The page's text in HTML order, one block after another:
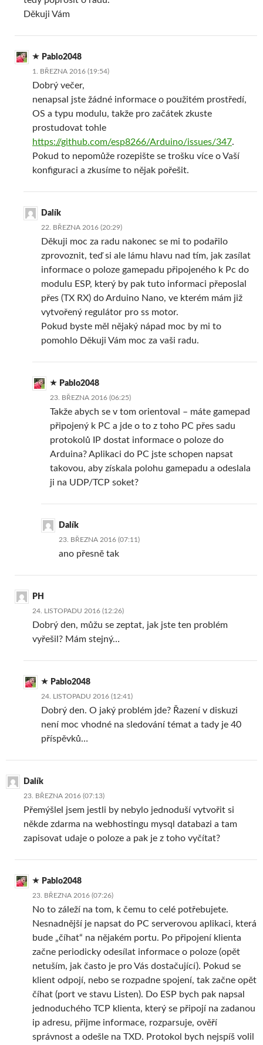
Děkuji Vám
Pablo2048
1. BŘEZNA 2016 (19:54)
Dobrý večer,
nenapsal jste žádné informace o použitém prostředí,
OS a typu modulu, takže pro začátek zkuste
prostudovat tohle
https://github.com/esp8266/Arduino/issues/347.
Pokud to nepomůže rozepište se trošku více o Vaší
konfiguraci a zkusíme to nějak pořešit.
Dalík
22. BŘEZNA 2016 (20:29)
Děkuji moc za radu nakonec se mi to podařilo
zprovoznit, teď si ale lámu hlavu nad tím, jak zasílat
informace o poloze gamepadu připojeného k Pc do
modulu ESP, který by pak tuto informaci přeposlal
přes (TX RX) do Arduino Nano, ve kterém mám již
vytvořený regulátor pro ss motor.
Pokud byste měl nějaký nápad moc by mi to
pomohlo Děkuji Vám moc za vaši radu.
Pablo2048
23. BŘEZNA 2016 (06:25)
Takže abych se v tom orientoval – máte gamepad
připojený k PC a jde o to z toho PC přes sadu
protokolů IP dostat informace o poloze do
Arduina? Aplikaci do PC jste schopen napsat
takovou, aby získala polohu gamepadu a odeslala
ji na UDP/TCP soket?
Dalík
23. BŘEZNA 2016 (07:11)
ano přesně tak
PH
24. LISTOPADU 2016 (12:26)
Dobrý den, můžu se zeptat, jak jste ten problém
vyřešil? Mám stejný…
Pablo2048
24. LISTOPADU 2016 (12:41)
Dobrý den. O jaký problém jde? Řazení v diskuzi
není moc vhodné na sledování témat a tady je 40
příspěvků…
Dalík
23. BŘEZNA 2016 (07:13)
Přemýšlel jsem jestli by nebylo jednoduší vytvořit si
někde zdarma na webhostingu mysql databazi a tam
zapisovat udaje o poloze a pak je z toho vyčítat?
Pablo2048
23. BŘEZNA 2016 (07:26)
No to záleží na tom, k čemu to celé potřebujete.
Nesnadnější je napsat do PC serverovou aplikaci, která
bude „číhat“ na nějakém portu. Po připojení klienta
začne periodicky odesílat informace o poloze (opět
netuším, jak často je pro Vás dostačující). Pokud se
klient odpojí, nebo se rozpadne spojení, tak začne opět
číhat (port ve stavu Listen). Do ESP bych pak napsal
jednoduchého TCP klienta, který se připojí na zadanou
ip adresu, přijme informace, rozparsuje, ověří
správnost a odešle na TXD. Protokol bych nejspíš volil